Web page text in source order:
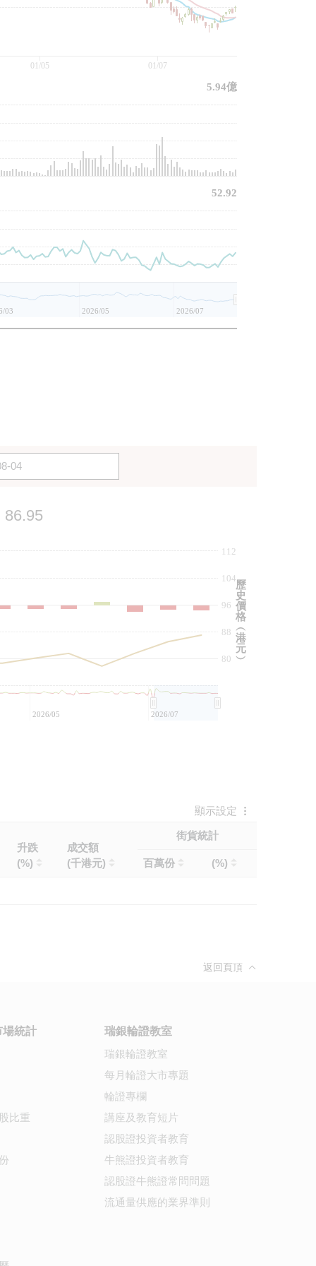
01/05 01/07
03 2026/05 2026/07
5.94億
52.92
86.95
80
88
96
104
112
2026/05 2026/07
歷
史
價
格
︵
港
元
︶
顯示設定
升跌
(%)
成交額
(千港元)
街貨統計
百萬份 (%)
返回頁頂
場統計
比重
瑞銀輪證教室
瑞銀輪證教室
每月輪證大市專題
輪證專欄
講座及教育短片
認股證投資者教育
牛熊證投資者教育
認股證牛熊證常問問題
流通量供應的業界準則